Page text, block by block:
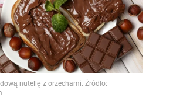
nutellę z orzechami. Źródło: